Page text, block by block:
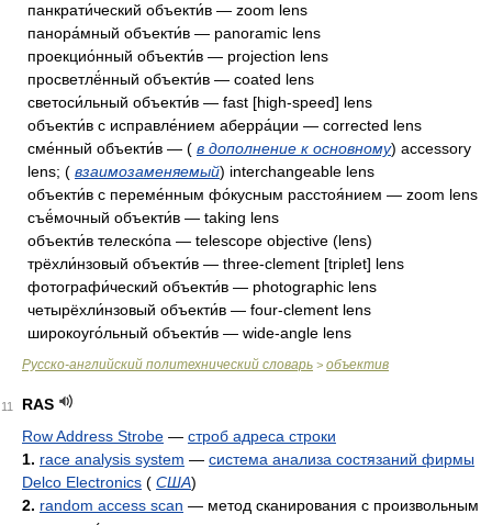
панкрати́ческий объекти́в — zoom lens
панора́мный объекти́в — panoramic lens
проекцио́нный объекти́в — projection lens
просветлё́нный объекти́в — coated lens
светоси́льный объекти́в — fast [high-speed] lens
объекти́в с исправле́нием аберра́ции — corrected lens
сме́нный объекти́в — ( в дополнение к основному) accessory
lens; ( взаимозаменяемый) interchangeable lens
объекти́в с переме́нным фо́кусным расстоя́нием — zoom lens
съё́мочный объекти́в — taking lens
объекти́в телеско́па — telescope objective (lens)
трёхли́нзовый объекти́в — three-clement [triplet] lens
фотографи́ческий объекти́в — photographic lens
четырёхли́нзовый объекти́в — four-clement lens
широкоуго́льный объекти́в — wide-angle lens
Русско-английский политехнический словарь > объектив
11
RAS
Row Address Strobe — строб адреса строки
1. race analysis system — система анализа состязаний фирмы
Delco Electronics ( США)
2. random access scan — метод сканирования с произвольным